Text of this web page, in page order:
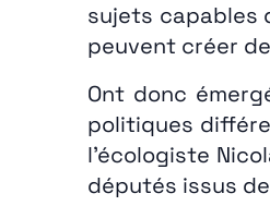
sujets capables
peuvent créer
Ont donc
politiques
l’écologiste
députés issus